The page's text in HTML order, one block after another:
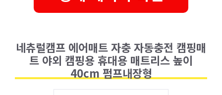
네츄럴캠프 에어매트 자충 자동충전 캠핑매
트 야외 캠핑용 휴대용 매트리스 높이
40cm 펌프내장형